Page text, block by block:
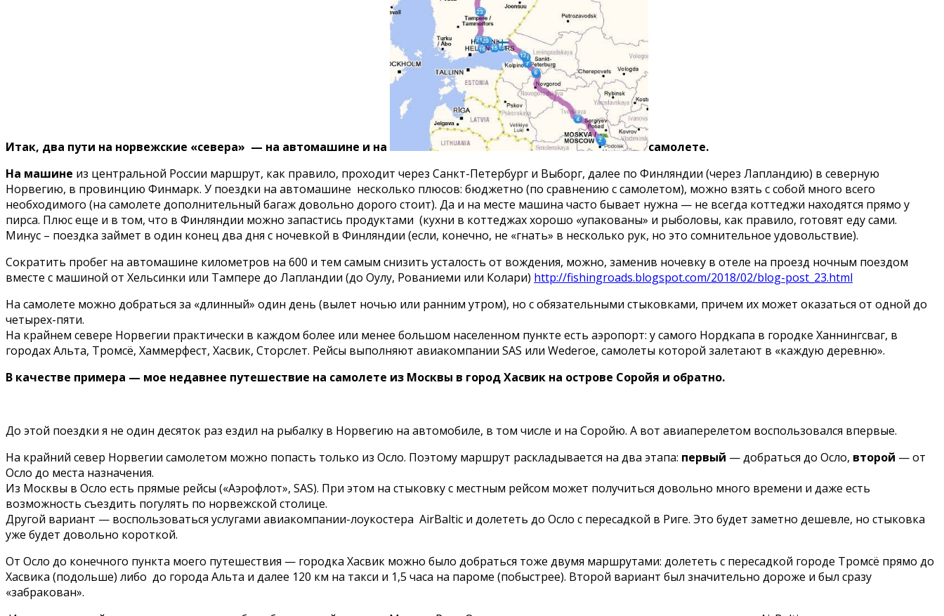
Итак, два пути на норвежские «севера» — на автомашине и на
самолете.
На машине из центральной России маршрут, как правило, проходит через Санкт-Петербург и Выборг, далее по Финляндии (через Лапландию) в северную
Норвегию, в провинцию Финмарк. У поездки на автомашине несколько плюсов: бюджетно (по сравнению с самолетом), можно взять с собой много всего
необходимого (на самолете дополнительный багаж довольно дорого стоит). Да и на месте машина часто бывает нужна — не всегда коттеджи находятся прямо у
пирса. Плюс еще и в том, что в Финляндии можно запастись продуктами (кухни в коттеджах хорошо «упакованы» и рыболовы, как правило, готовят еду сами.
Минус – поездка займет в один конец два дня с ночевкой в Финляндии (если, конечно, не «гнать» в несколько рук, но это сомнительное удовольствие).
Сократить пробег на автомашине километров на 600 и тем самым снизить усталость от вождения, можно, заменив ночевку в отеле на проезд ночным поездом
вместе с машиной от Хельсинки или Тампере до Лапландии (до Оулу, Рованиеми или Колари) http://fishingroads.blogspot.com/2018/02/blog-post_23.html
На самолете можно добраться за «длинный» один день (вылет ночью или ранним утром), но с обязательными стыковками, причем их может оказаться от одной до
четырех-пяти.
На крайнем севере Норвегии практически в каждом более или менее большом населенном пункте есть аэропорт: у самого Нордкапа в городке Ханнингсваг, в
городах Альта, Тромсё, Хаммерфест, Хасвик, Сторслет. Рейсы выполняют авиакомпании SAS или Wederoe, самолеты которой залетают в «каждую деревню».
В качестве примера — мое недавнее путешествие на самолете из Москвы в город Хасвик на острове Соройя и обратно.
До этой поездки я не один десяток раз ездил на рыбалку в Норвегию на автомобиле, в том числе и на Соройю. А вот авиаперелетом воспользовался впервые.
На крайний север Норвегии самолетом можно попасть только из Осло. Поэтому маршрут раскладывается на два этапа: первый — добраться до Осло, второй — от
Осло до места назначения.
Из Москвы в Осло есть прямые рейсы («Аэрофлот», SAS). При этом на стыковку с местным рейсом может получиться довольно много времени и даже есть
возможность съездить погулять по норвежской столице.
Другой вариант — воспользоваться услугами авиакомпании-лоукостера AirBaltic и долететь до Осло с пересадкой в Риге. Это будет заметно дешевле, но стыковка
уже будет довольно короткой.
От Осло до конечного пункта моего путешествия — городка Хасвик можно было добраться тоже двумя маршрутами: долететь с пересадкой городе Тромсё прямо до
Хасвика (подольше) либо до города Альта и далее 120 км на такси и 1,5 часа на пароме (побыстрее). Второй вариант был значительно дороже и был сразу
«забракован».